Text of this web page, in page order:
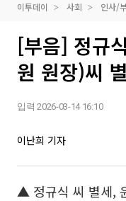
이투데이 사회 인사/
[부음] 정규
원 원장)씨
입력 2026-03-14 16:10
이난희 기자
▲ 정규식 씨 별세,